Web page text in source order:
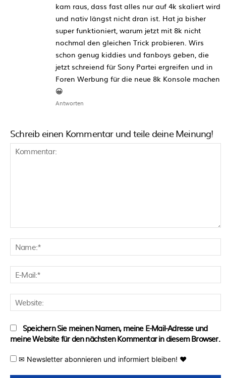
kam raus, dass fast alles nur auf 4k skaliert wird
und nativ längst nicht dran ist. Hat ja bisher
super funktioniert, warum jetzt mit 8k nicht
nochmal den gleichen Trick probieren. Wirs
schon genug kiddies und fanboys geben, die
jetzt schreiend für Sony Partei ergreifen und in
Foren Werbung für die neue 8k Konsole machen
😀
Antworten
Schreib einen Kommentar und teile deine Meinung!
Speichern Sie meinen Namen, meine E-Mail-Adresse und
meine Website für den nächsten Kommentar in diesem Browser.
✉ Newsletter abonnieren und informiert bleiben! ♥